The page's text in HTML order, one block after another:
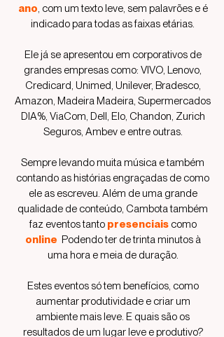
ano, com um texto leve, sem palavrões e é
indicado para todas as faixas etárias.
Ele já se apresentou em corporativos de
grandes empresas como: VIVO, Lenovo,
Credicard, Unimed, Unilever, Bradesco,
Amazon, Madeira Madeira, Supermercados
DIA%, ViaCom, Dell, Elo, Chandon, Zurich
Seguros, Ambev e entre outras.
Sempre levando muita música e também
contando as histórias engraçadas de como
ele as escreveu. Além de uma grande
qualidade de conteúdo, Cambota também
faz eventos tanto presenciaiscomo
online Podendo ter de trinta minutos à
uma hora e meia de duração.
Estes eventos só tem benefícios, como
aumentar produtividade e criar um
ambiente mais leve. E quais são os
resultados de um lugar leve e produtivo?